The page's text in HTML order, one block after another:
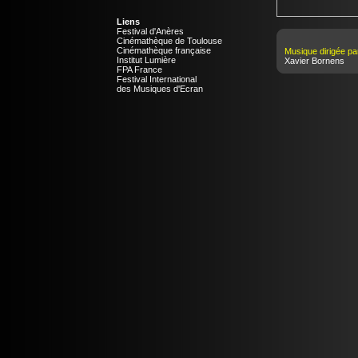
Liens
Festival d'Anères
Cinémathèque de Toulouse
Cinémathèque française
Institut Lumière
FPA France
Festival International
des Musiques d'Ecran
Musique dirigée
Xavier Bornens